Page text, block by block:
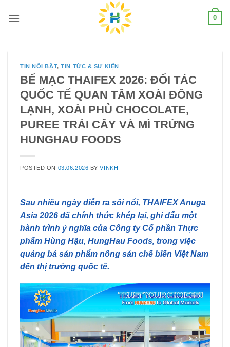
0
TIN NỔI BẬT,TIN TỨC & SỰ KIỆN
BẾ MẠC THAIFEX 2026: ĐỐI TÁC
QUỐC TẾ QUAN TÂM XOÀI ĐÔNG
LẠNH, XOÀI PHỦ CHOCOLATE,
PUREE TRÁI CÂY VÀ MÌ TRỨNG
HUNGHAU FOODS
POSTED ON 03.06.2026 BYVINKH
Sau nhiều ngày diễn ra sôi nổi, THAIFEX Anuga
Asia 2026 đã chính thức khép lại, ghi dấu một
hành trình ý nghĩa của Công ty Cổ phần Thực
phẩm Hùng Hậu, HungHau Foods, trong việc
quảng bá sản phẩm nông sản chế biến Việt Nam
đến thị trường quốc tế.